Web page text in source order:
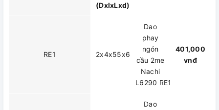
(DxlxLxd)
RE1 2x4x55x6
Dao
phay
ngón
cầu 2me
Nachi
L6290 RE1
401,000
vnđ
Dao